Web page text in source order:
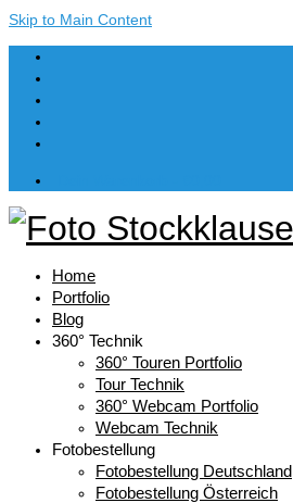
Skip to Main Content
Home
Portfolio
Blog
360° Technik
360° Touren Portfolio
Tour Technik
360° Webcam Portfolio
Webcam Technik
Fotobestellung
Fotobestellung Deutschland
Fotobestellung Österreich